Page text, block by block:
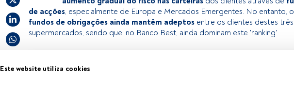
Este website utiliza cookies
de acções, especialmente de Europa e Mercados Emergentes. No entanto,
fundos de obrigações ainda mantêm adeptos entre os clientes destes três
supermercados, sendo que, no Banco Best, ainda dominam este 'ranking'.
Este é um artigo exclusivo para os utilizadores registados da FundsPeople.